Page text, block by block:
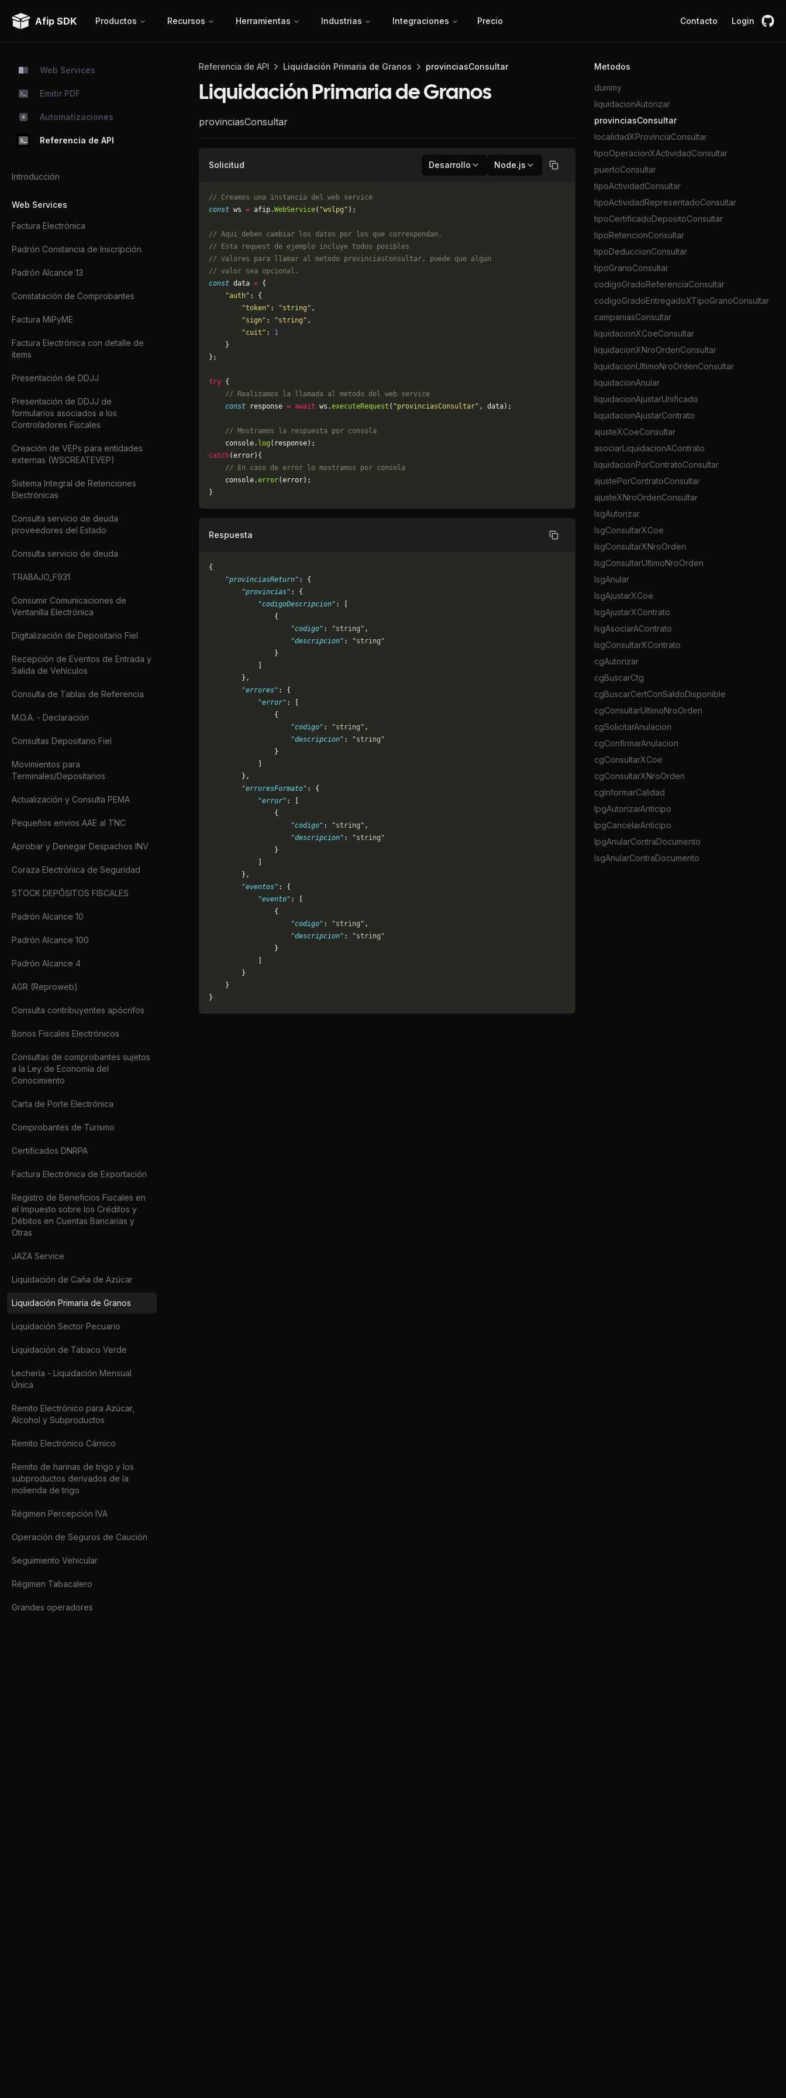
Afip SDK Productos Recursos Herramientas Industrias Integraciones Precio Contacto Login
Web Services
Emitir PDF
Automatizaciones
Referencia de API
Introducción
Web Services
Factura Electrónica
Padrón Constancia de Inscripción
Padrón Alcance 13
Constatación de Comprobantes
Factura MiPyME
Factura Electrónica con detalle de
items
Presentación de DDJJ
Presentación de DDJJ de
formularios asociados a los
Controladores Fiscales
Creación de VEPs para entidades
externas (WSCREATEVEP)
Sistema Integral de Retenciones
Electrónicas
Consulta servicio de deuda
proveedores del Estado
Consulta servicio de deuda
TRABAJO_F931
Consumir Comunicaciones de
Ventanilla Electrónica
Digitalización de Depositario Fiel
Recepción de Eventos de Entrada y
Salida de Vehículos
Consulta de Tablas de Referencia
M.O.A. - Declaración
Consultas Depositario Fiel
Movimientos para
Terminales/Depositarios
Actualización y Consulta PEMA
Pequeños envios AAE al TNC
Aprobar y Denegar Despachos INV
Coraza Electrónica de Seguridad
STOCK DEPÓSITOS FISCALES
Padrón Alcance 10
Padrón Alcance 100
Padrón Alcance 4
AGR (Reproweb)
Consulta contribuyentes apócrifos
Bonos Fiscales Electrónicos
Consultas de comprobantes sujetos
a la Ley de Economía del
Conocimiento
Carta de Porte Electrónica
Comprobantes de Turismo
Certificados DNRPA
Factura Electrónica de Exportación
Registro de Beneficios Fiscales en
el Impuesto sobre los Créditos y
Débitos en Cuentas Bancarias y
Otras
JAZA Service
Liquidación de Caña de Azúcar
Liquidación Primaria de Granos
Liquidación Sector Pecuario
Liquidación de Tabaco Verde
Lechería - Liquidación Mensual
Única
Remito Electrónico para Azúcar,
Alcohol y Subproductos
Remito Electrónico Cárnico
Remito de harinas de trigo y los
subproductos derivados de la
molienda de trigo
Régimen Percepción IVA
Operación de Seguros de Caución
Seguimiento Vehicular
Régimen Tabacalero
Grandes operadores
Referencia de API Liquidación Primaria de Granos provinciasConsultar
Liquidación Primaria de Granos
provinciasConsultar
Solicitud Desarrollo Node.js Copiar
// Creamos una instancia del web service
const ws = afip.WebService( "wslpg" );
// Aqui deben cambiar los datos por los que correspondan.
// Esta request de ejemplo incluye todos posibles
// valores para llamar al metodo provinciasConsultar, puede que algun
// valor sea opcional.
const data = {
    "auth"
: {
        "token"
: "string" ,
        "sign"
: "string" ,
        "cuit"
: 1
    }
};
try {
    // Realizamos la llamada al metodo del web service
    const
response = await ws.executeRequest ( "provinciasConsultar" , data);
    // Mostramos la respuesta por consola
    console.
log (response);
catch(error){
    // En caso de error lo mostramos por consola
	console.
error(error);
}
Respuesta Copiar
{
    "provinciasReturn"
: {
        "provincias"
: {
            "codigoDescripcion"
: [
                {
                    "codigo"
: "string" ,
                    "descripcion"
:
"string"
                }
        },
        "errores"
: {
            "error"
: [
                {
                    "codigo"
: "string" ,
                    "descripcion"
:
"string"
                }
        },
        "erroresFormato"
: {
            "error"
: [
                {
                    "codigo"
: "string" ,
                    "descripcion"
:
"string"
                }
        },
        "eventos"
: {
            "evento"
: [
                {
                    "codigo"
: "string" ,
                    "descripcion"
:
"string"
                }
        }
    }
}
Metodos
dummy
liquidacionAutorizar
provinciasConsultar
localidadXProvinciaConsultar
tipoOperacionXActividadConsultar
puertoConsultar
tipoActividadConsultar
tipoActividadRepresentadoConsultar
tipoCertificadoDepositoConsultar
tipoRetencionConsultar
tipoDeduccionConsultar
tipoGranoConsultar
codigoGradoReferenciaConsultar
codigoGradoEntregadoXTipoGranoConsultar
campaniasConsultar
liquidacionXCoeConsultar
liquidacionXNroOrdenConsultar
liquidacionUltimoNroOrdenConsultar
liquidacionAnular
liquidacionAjustarUnificado
liquidacionAjustarContrato
ajusteXCoeConsultar
asociarLiquidacionAContrato
liquidacionPorContratoConsultar
ajustePorContratoConsultar
ajusteXNroOrdenConsultar
lsgAutorizar
lsgConsultarXCoe
lsgConsultarXNroOrden
lsgConsultarUltimoNroOrden
lsgAnular
lsgAjustarXCoe
lsgAjustarXContrato
lsgAsociarAContrato
lsgConsultarXContrato
cgAutorizar
cgBuscarCtg
cgBuscarCertConSaldoDisponible
cgConsultarUltimoNroOrden
cgSolicitarAnulacion
cgConfirmarAnulacion
cgConsultarXCoe
cgConsultarXNroOrden
cgInformarCalidad
lpgAutorizarAnticipo
lpgCancelarAnticipo
lpgAnularContraDocumento
lsgAnularContraDocumento